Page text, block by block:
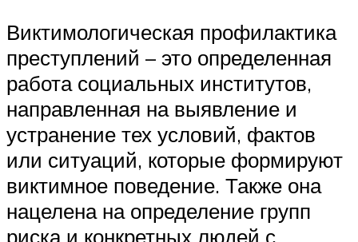
Виктимологическая профилактика
преступлений – это определенная
работа социальных институтов,
направленная на выявление и
устранение тех условий, фактов
или ситуаций, которые формируют
виктимное поведение. Также она
нацелена на определение групп
риска и конкретных людей с